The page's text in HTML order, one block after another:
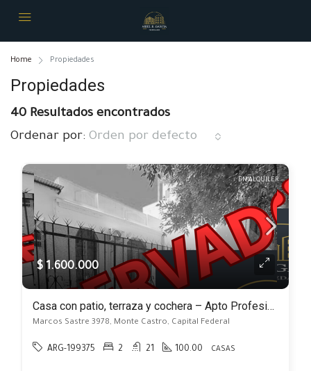
Home Propiedades
Propiedades
40 Resultados encontrados
Ordenar por: Orden por defecto
EN ALQUILER
$ 1.600.000
Casa con patio, terraza y cochera – Apto Profesional
Marcos Sastre 3978, Monte Castro, Capital Federal
ARG-199375 2 21 100.00 CASAS